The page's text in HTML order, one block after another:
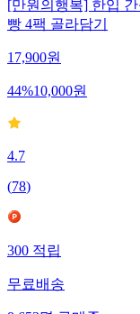
[만원의행복] 한입
빵 4팩 골라담기
17,900원
44%10,000원
4.7
(78)
300적립
무료배송